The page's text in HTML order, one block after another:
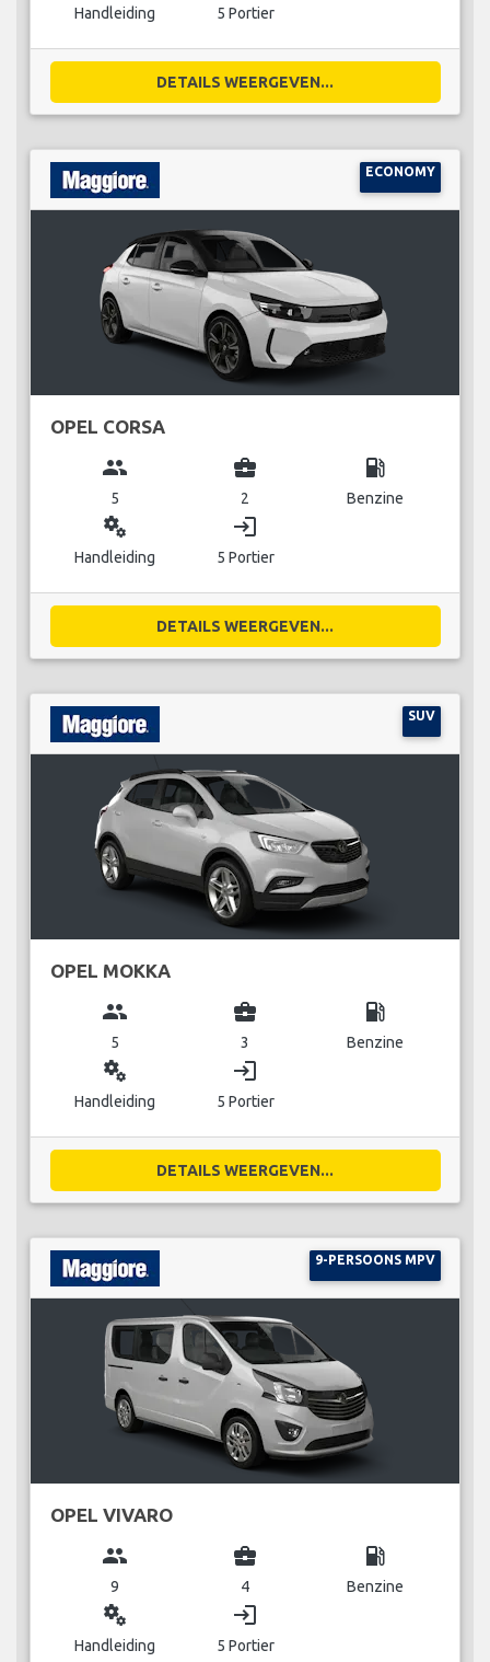
Handleiding 5 Portier
DETAILS WEERGEVEN...
ECONOMY
OPEL CORSA
group
5
business_center
2
local_gas_station
Benzine
miscellaneous_services
Handleiding
login
5 Portier
DETAILS WEERGEVEN...
SUV
OPEL MOKKA
group
5
business_center
3
local_gas_station
Benzine
miscellaneous_services
Handleiding
login
5 Portier
DETAILS WEERGEVEN...
9-PERSOONS MPV
OPEL VIVARO
group
9
business_center
4
local_gas_station
Benzine
miscellaneous_services
Handleiding
login
5 Portier